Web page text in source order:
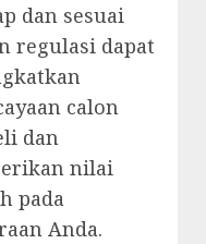
dan sesuai
regulasi dapat
calon
dan
nilai
pada
Anda.